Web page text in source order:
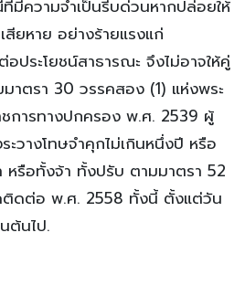
มีความจําเป็นรีบด่วนหากปล่อยให้
สียหาย อย่างร้ายแรงแก่
ประโยชน์สาธารณะ จึงไม่อาจให้คู่
าตรา 30 วรรคสอง (1) แห่งพระ
ารทางปกครอง พ.ศ. 2539 ผู้
วางโทษจําคุกไม่เกินหนึ่งปี หรือ
หรือทั้งจ้า ทั้งปรับ ตามมาตรา 52
ดต่อ พ.ศ. 2558 ทั้งนี้ ตั้งแต่วัน
ต้นไป.